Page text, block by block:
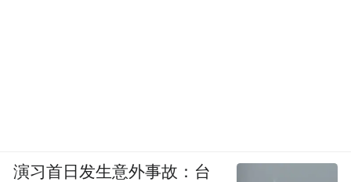
演习首日发生意外事故：台